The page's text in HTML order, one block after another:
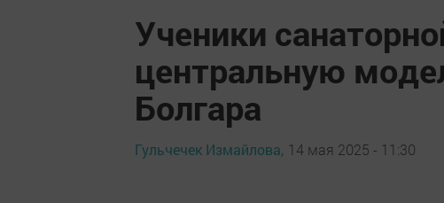
Ученики
центральную
Болгара
Гульчечек Измайлова, 14 мая 2025 - 11:30